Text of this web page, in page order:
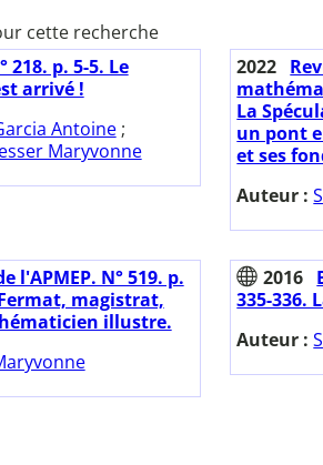
cette recherche
218. p. 5-5. Le
arrivé !
Antoine;
Maryvonne
2022
La
un pont
et ses
Auteur :
l'APMEP. N° 519. p.
magistrat,
illustre.
2016
335-336.
Auteur :